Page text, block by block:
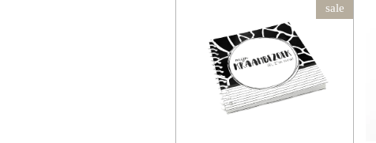
sale